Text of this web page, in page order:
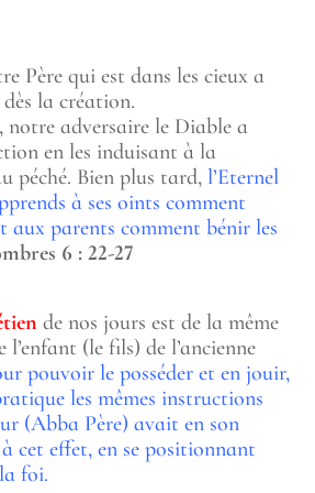
Père qui est dans les cieux a
la création.
notre adversaire le Diable a
en les induisant à la
péché. Bien plus tard, l’Eternel
à ses oints comment
aux parents comment bénir les
6 : 22-27
de nos jours est de la même
l’enfant (le fils) de l’ancienne
pouvoir le posséder et en jouir,
les mêmes instructions
(Abba Père) avait en son
cet effet, en se positionnant
foi.